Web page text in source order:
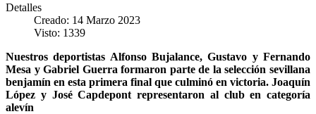
Detalles
Creado: 14 Marzo 2023
Visto: 1339
Nuestros deportistas Alfonso Bujalance, Gustavo y Fernando
Mesa y Gabriel Guerra formaron parte de la selección sevillana
benjamín en esta primera final que culminó en victoria. Joaquín
López y José Capdepont representaron al club en categoría
alevín